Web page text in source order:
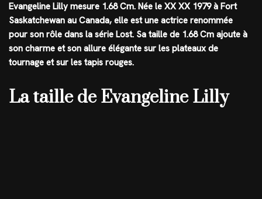
Evangeline Lilly mesure 1.68 Cm. Née le XX XX 1979 à Fort
Saskatchewan au Canada, elle est une actrice renommée
pour son rôle dans la série Lost. Sa taille de 1.68 Cm ajoute à
son charme et son allure élégante sur les plateaux de
tournage et sur les tapis rouges.
La taille de Evangeline Lilly